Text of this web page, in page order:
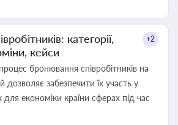
категорії,
кейси
+2
бронювання співробітників на
дозволяє забезпечити їх участь у
економіки країни сферах під час